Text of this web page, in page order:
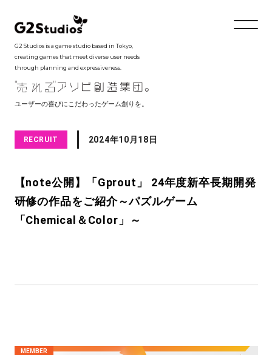
G2 Studios is a game studio based in Tokyo,
creating games that meet diverse user needs
through planning and expressiveness.
ユーザーの喜びにこだわったゲーム創りを。
RECRUIT 2024年10月18日
【note公開】「Gprout」 24年度新卒長期開発
研修の作品をご紹介～パズルゲーム
「Chemical＆Color」～
MEMBER